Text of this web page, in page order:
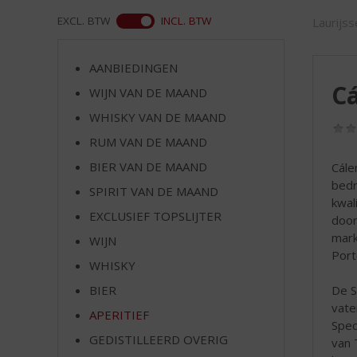
De
van
EXCL. BTW INCL. BTW
AANBIEDINGEN
WIJN VAN DE MAAND
WHISKY VAN DE MAAND
RUM VAN DE MAAND
BIER VAN DE MAAND
SPIRIT VAN DE MAAND
EXCLUSIEF TOPSLIJTER
WIJN
WHISKY
BIER
APERITIEF
GEDISTILLEERD OVERIG